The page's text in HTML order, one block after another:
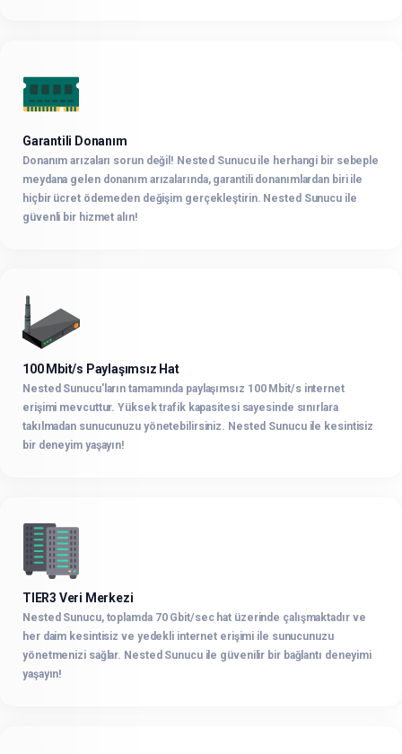
Garantili Donanım
Donanım arızaları sorun değil! Nested Sunucu ile herhangi bir sebeple
meydana gelen donanım arızalarında, garantili donanımlardan biri ile
hiçbir ücret ödemeden değişim gerçekleştirin. Nested Sunucu ile
güvenli bir hizmet alın!
100 Mbit/s Paylaşımsız Hat
Nested Sunucu'ların tamamında paylaşımsız 100 Mbit/s internet
erişimi mevcuttur. Yüksek trafik kapasitesi sayesinde sınırlara
takılmadan sunucunuzu yönetebilirsiniz. Nested Sunucu ile kesintisiz
bir deneyim yaşayın!
TIER3 Veri Merkezi
Nested Sunucu, toplamda 70 Gbit/sec hat üzerinde çalışmaktadır ve
her daim kesintisiz ve yedekli internet erişimi ile sunucunuzu
yönetmenizi sağlar. Nested Sunucu ile güvenilir bir bağlantı deneyimi
yaşayın!